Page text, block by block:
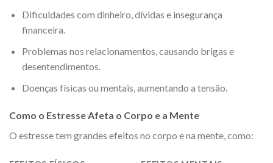
Dificuldades com dinheiro, dívidas e insegurança
financeira.
Problemas nos relacionamentos, causando brigas e
desentendimentos.
Doenças físicas ou mentais, aumentando a tensão.
Como o Estresse Afeta o Corpo e a Mente
O estresse tem grandes efeitos no corpo e na mente, como: